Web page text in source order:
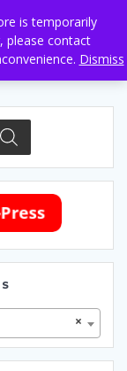
is temporarily
please contact
Dismiss
×